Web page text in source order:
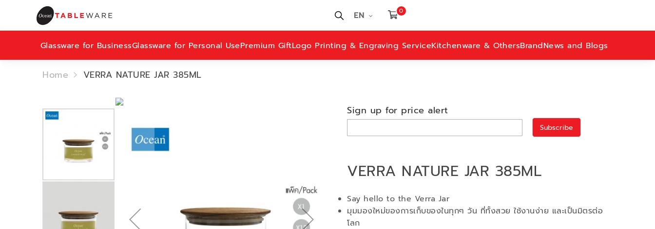
EN 0
Glassware for BusinessGlassware for Personal UsePremium GiftLogo Printing & Engraving ServiceKitchenware & OthersBrandNews and Blogs
Home VERRA NATURE JAR 385ML
VERRA NATURE JAR 385ML
Say hello to the Verra Jar
มุมมองใหม่ของการเก็บของในทุกๆ วัน ที่ทั้งสวย ใช้งานง่าย และเป็นมิตรต่อ
โลก
Sign up for price alert
Subscribe